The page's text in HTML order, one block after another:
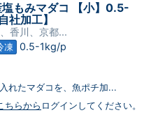
もみマダコ 【小】0.5-
社加工】
香川、京都...
凍 0.5-1kg/p
れたマダコを、魚ポチ加...
ちらから ログインしてください。